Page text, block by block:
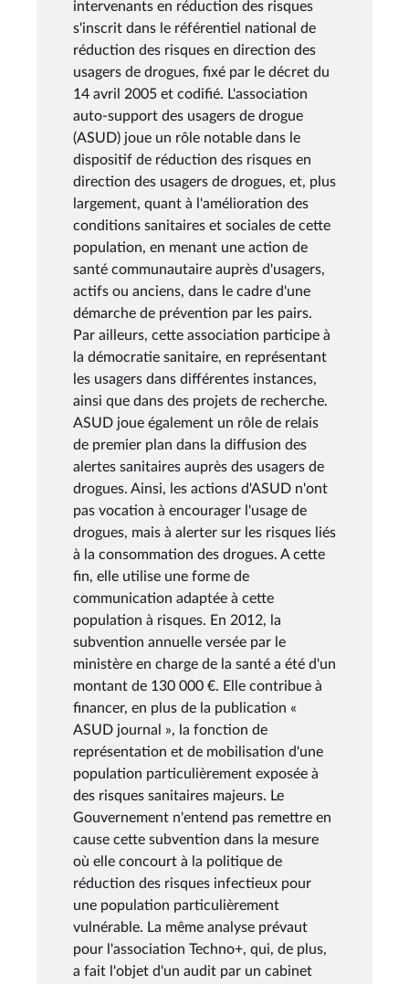
intervenants en réduction des risques
s'inscrit dans le référentiel national de
réduction des risques en direction des
usagers de drogues, fixé par le décret du
14 avril 2005 et codifié. L'association
auto-support des usagers de drogue
(ASUD) joue un rôle notable dans le
dispositif de réduction des risques en
direction des usagers de drogues, et, plus
largement, quant à l'amélioration des
conditions sanitaires et sociales de cette
population, en menant une action de
santé communautaire auprès d'usagers,
actifs ou anciens, dans le cadre d'une
démarche de prévention par les pairs.
Par ailleurs, cette association participe à
la démocratie sanitaire, en représentant
les usagers dans différentes instances,
ainsi que dans des projets de recherche.
ASUD joue également un rôle de relais
de premier plan dans la diffusion des
alertes sanitaires auprès des usagers de
drogues. Ainsi, les actions d'ASUD n'ont
pas vocation à encourager l'usage de
drogues, mais à alerter sur les risques liés
à la consommation des drogues. A cette
fin, elle utilise une forme de
communication adaptée à cette
population à risques. En 2012, la
subvention annuelle versée par le
ministère en charge de la santé a été d'un
montant de 130 000 €. Elle contribue à
financer, en plus de la publication «
ASUD journal », la fonction de
représentation et de mobilisation d'une
population particulièrement exposée à
des risques sanitaires majeurs. Le
Gouvernement n'entend pas remettre en
cause cette subvention dans la mesure
où elle concourt à la politique de
réduction des risques infectieux pour
une population particulièrement
vulnérable. La même analyse prévaut
pour l'association Techno+, qui, de plus,
a fait l'objet d'un audit par un cabinet